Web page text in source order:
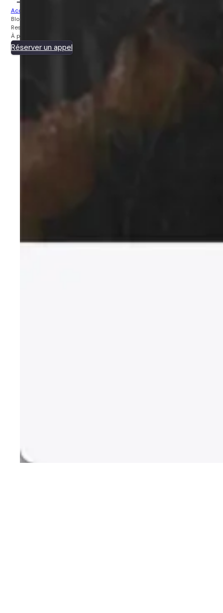
Accueil
Blog
Ressources
À propos
Réserver un appel